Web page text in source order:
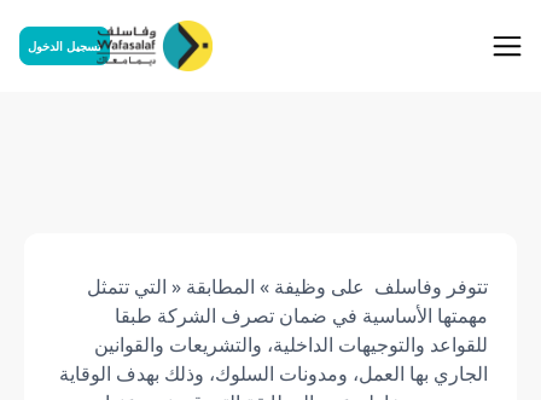
تسجيل الدخول
تتوفر وفاسلف على وظيفة » المطابقة « التي تتمثل
مهمتها الأساسية في ضمان تصرف الشركة طبقا
للقواعد والتوجيهات الداخلية، والتشريعات والقوانين
الجاري بها العمل، ومدونات السلوك، وذلك بهدف الوقاية